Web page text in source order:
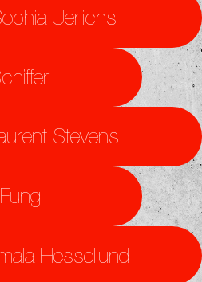
Uerlichs
Stevens
Hessellund